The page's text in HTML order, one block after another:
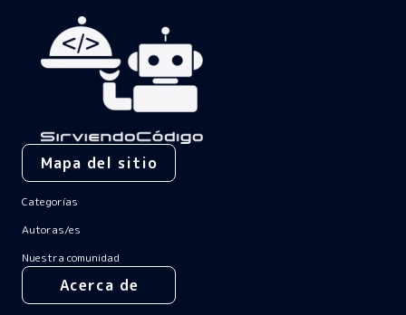
Mapa del sitio
Categorías
Autoras/es
Nuestra comunidad
Acerca de